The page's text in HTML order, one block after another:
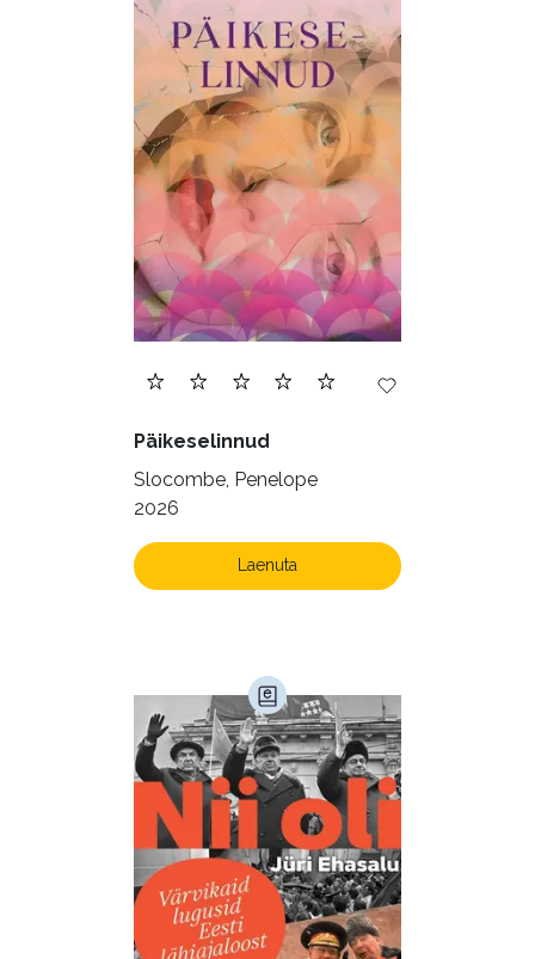
Päikeselinnud
Slocombe, Penelope
2026
Laenuta